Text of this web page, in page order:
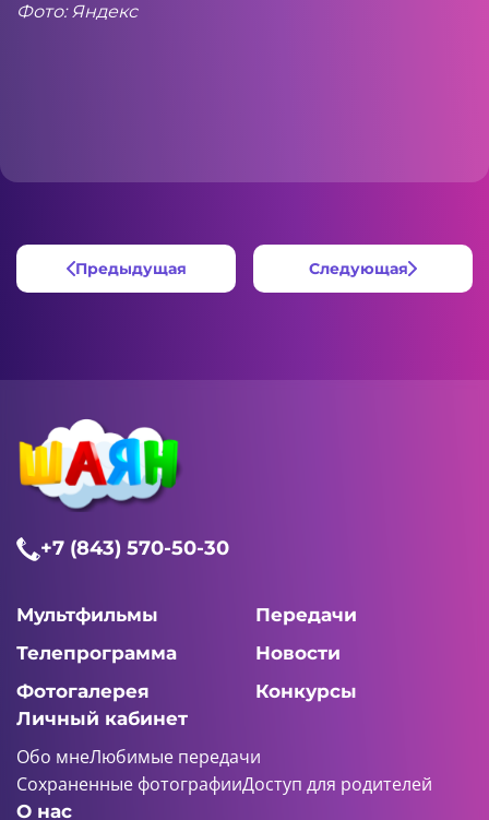
Фото: Яндекс
Предыдущая Следующая
+7 (843) 570-50-30
Мультфильмы
Передачи
Телепрограмма
Новости
Фотогалерея
Конкурсы
Личный кабинет
Обо мнеЛюбимые передачи
Сохраненные фотографииДоступ для родителей
О нас